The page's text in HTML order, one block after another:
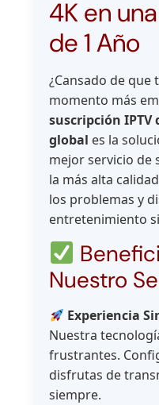
4K en
de 1 Año
¿Cansado de que
momento más
suscripción IPTV
global es la
mejor servicio de
la más alta
los problemas y
entretenimiento
Nuestro
Experiencia
Nuestra
frustrantes.
disfrutas de
siempre.